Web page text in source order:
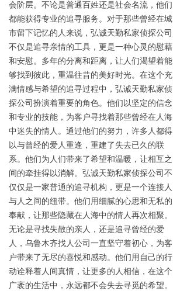
会阶层。不论是普通百姓还是社会名流，他们
都能获得专业的追寻服务。对于那些曾经在城
市留下记忆的人来说，弘诚天勤私家侦探公司
不仅是追寻亲情的工具，更是一种心灵的慰藉
和安慰。多年的分离和距离，让人们渴望着能
够找到彼此，重温往昔的美好时光。在这个充
满情感与希望的追寻过程中，弘诚天勤私家侦
探公司扮演着重要的角色。他们以坚定的信念
和专业的技能，为客户寻找着那些曾经在人海
中迷失的情人。通过他们的努力，许多人都得
以与曾经的爱人重逢，重建了失去已久的联
系。他们为人们带来了希望和温暖，让相互之
间的牵挂得以消解。弘诚天勤私家侦探公司不
仅仅是一家普通的追寻机构，更是一个连接人
与人之间的纽带。他们用细腻的心思和无私的
奉献，让那些隐藏在人海中的情人再次相聚。
无论是寻找失散的亲人，还是追寻曾经的爱
人，乌鲁木齐找人公司一直坚守着初心，为客
户带来了无尽的喜悦和感动。他们用自己的行
动诠释着人间真情，让更多的人相信，在这个
广袤的生活中，永远都不会失去寻觅的希望。